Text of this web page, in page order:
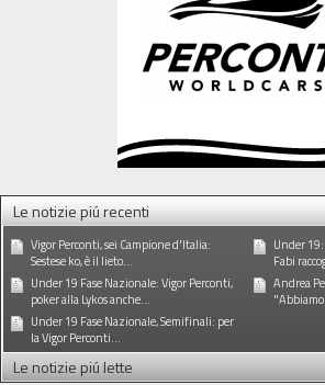
Le notizie piú recenti
Vigor Perconti, sei Campione d'Italia:
Sestese ko, è il lieto...
Under
Fabi
Under 19 Fase Nazionale: Vigor Perconti,
poker alla Lykos anche...
Andrea
Under 19 Fase Nazionale, Semifinali: per
la Vigor Perconti...
Le notizie piú lette